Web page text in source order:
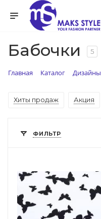
Бабочки 5
Главная Каталог Дизайны
Хиты продаж Акция
ФИЛЬТР